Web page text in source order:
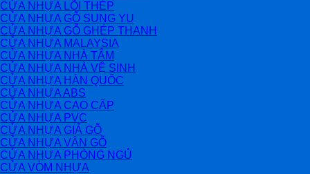
CỬA NHỰA LÕI THÉP
CỬA NHỰA GỖ SUNG YU
CỬA NHỰA GỖ GHÉP THANH
CỬA NHỰA MALAYSIA
CỬA NHỰA NHÀ TẮM
CỬA NHỰA NHÀ VỆ SINH
CỬA NHỰA HÀN QUỐC
CỬA NHỰA ABS
CỬA NHỰA CAO CẤP
CỬA NHỰA PVC
CỬA NHỰA GIẢ GỖ
CỬA NHỰA VÂN GỖ
CỬA NHỰA PHÒNG NGỦ
CỬA VÒM NHỰA